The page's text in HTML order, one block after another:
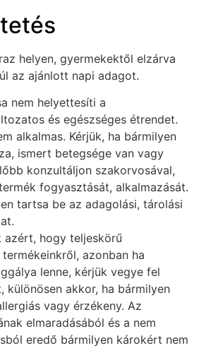
helyen, gyermekektől elzárva
az ajánlott napi adagot.
nem helyettesíti a
és egészséges étrendet.
alkalmas. Kérjük, ha bármilyen
ismert betegsége van vagy
konzultáljon szakorvosával,
fogyasztását, alkalmazását.
tartsa be az adagolási, tárolási
azért, hogy teljeskörű
azonban ha
lenne, kérjük vegye fel
különösen akkor, ha bármilyen
vagy érzékeny. Az
elmaradásából és a nem
eredő bármilyen károkért nem